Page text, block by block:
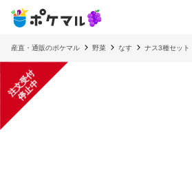
産直・通販のポケマル 野菜 なす ナス3種セット
注
文
受
付
停
止
中